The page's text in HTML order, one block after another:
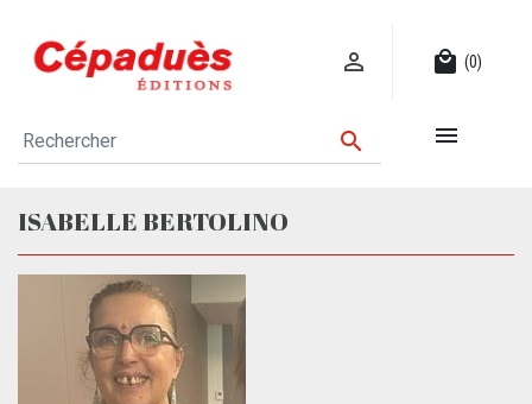
 local_mall (0)
 
ISABELLE BERTOLINO